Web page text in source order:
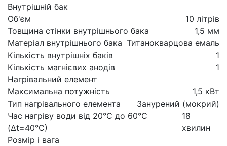
Внутрішній бак
Об'єм
10 літрів
Товщина стінки внутрішнього бака
1,5 мм
Матеріал внутрішнього бака Титанокварцова емаль
Кількість внутрішніх баків
1
Кількість магнієвих анодів
1
Нагрівальний елемент
Максимальна потужність
1,5 кВт
Тип нагрівального елемента
Занурений (мокрий)
Час нагріву води від 20°С до 60°С
(Δt=40°С)
18
хвилин
Розмір і вага